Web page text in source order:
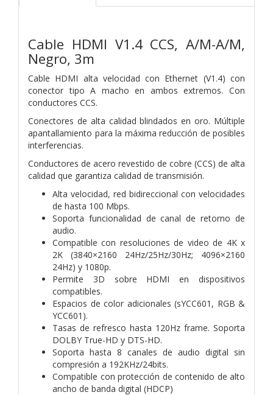
Cable HDMI V1.4 CCS, A/M-A/M,
Negro, 3m
Cable HDMI alta velocidad con Ethernet (V1.4) con
conector tipo A macho en ambos extremos. Con
conductores CCS.
Conectores de alta calidad blindados en oro. Múltiple
apantallamiento para la máxima reducción de posibles
interferencias.
Conductores de acero revestido de cobre (CCS) de alta
calidad que garantiza calidad de transmisión.
Alta velocidad, red bidireccional con velocidades
de hasta 100 Mbps.
Soporta funcionalidad de canal de retorno de
audio.
Compatible con resoluciones de video de 4K x
2K (3840×2160 24Hz/25Hz/30Hz; 4096×2160
24Hz) y 1080p.
Permite 3D sobre HDMI en dispositivos
compatibles.
Espacios de color adicionales (sYCC601, RGB &
YCC601).
Tasas de refresco hasta 120Hz frame. Soporta
DOLBY True-HD y DTS-HD.
Soporta hasta 8 canales de audio digital sin
compresión a 192KHz/24bits.
Compatible con protección de contenido de alto
ancho de banda digital (HDCP)